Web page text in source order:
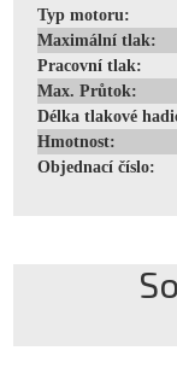
Typ motoru:
Maximální tlak:
Pracovní tlak:
Max. Průtok:
Délka tlakové
Hmotnost:
Objednací číslo: